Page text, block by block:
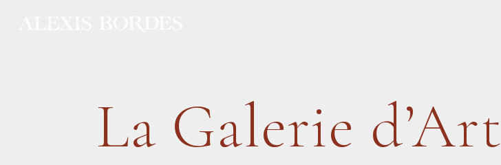
La Galerie d’Art